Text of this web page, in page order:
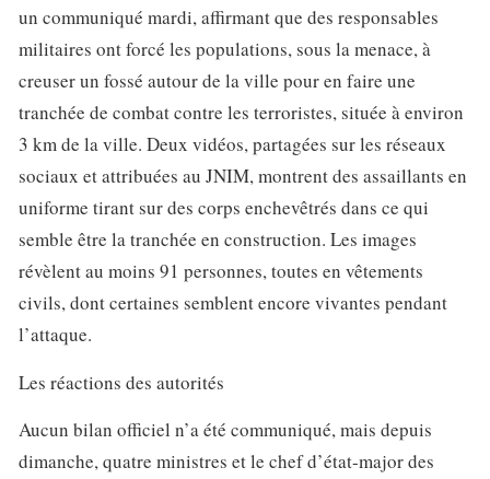
un communiqué mardi, affirmant que des responsables
militaires ont forcé les populations, sous la menace, à
creuser un fossé autour de la ville pour en faire une
tranchée de combat contre les terroristes, située à environ
3 km de la ville. Deux vidéos, partagées sur les réseaux
sociaux et attribuées au JNIM, montrent des assaillants en
uniforme tirant sur des corps enchevêtrés dans ce qui
semble être la tranchée en construction. Les images
révèlent au moins 91 personnes, toutes en vêtements
civils, dont certaines semblent encore vivantes pendant
l’attaque.
Les réactions des autorités
Aucun bilan officiel n’a été communiqué, mais depuis
dimanche, quatre ministres et le chef d’état-major des